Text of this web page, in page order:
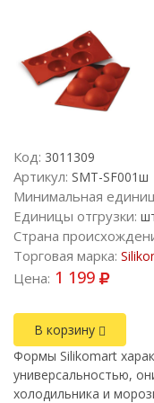
Код: 3011309
Артикул: SMT-SF001ш
Минимальная
Единицы отгрузки:
Страна
Торговая марка:
Цена: 1 199
В корзину
Формы Silikomart
универсальностью,
холодильника и